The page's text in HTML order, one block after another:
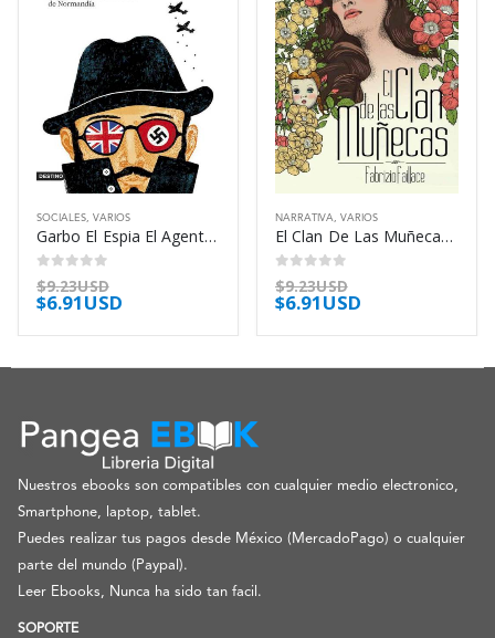
SOCIALES, VARIOS
Garbo El Espia El Agente Doble – Talty Stephan
0out of 5
$9.23USD
$6.91USD
NARRATIVA, VARIOS
El Clan De Las Muñecas – Faillace Fabrizio
0out of 5
$9.23USD
$6.91USD
Nuestros ebooks son compatibles con cualquier medio electronico,
Smartphone, laptop, tablet.
Puedes realizar tus pagos desde México (MercadoPago) o cualquier
parte del mundo (Paypal).
Leer Ebooks, Nunca ha sido tan facil.
SOPORTE